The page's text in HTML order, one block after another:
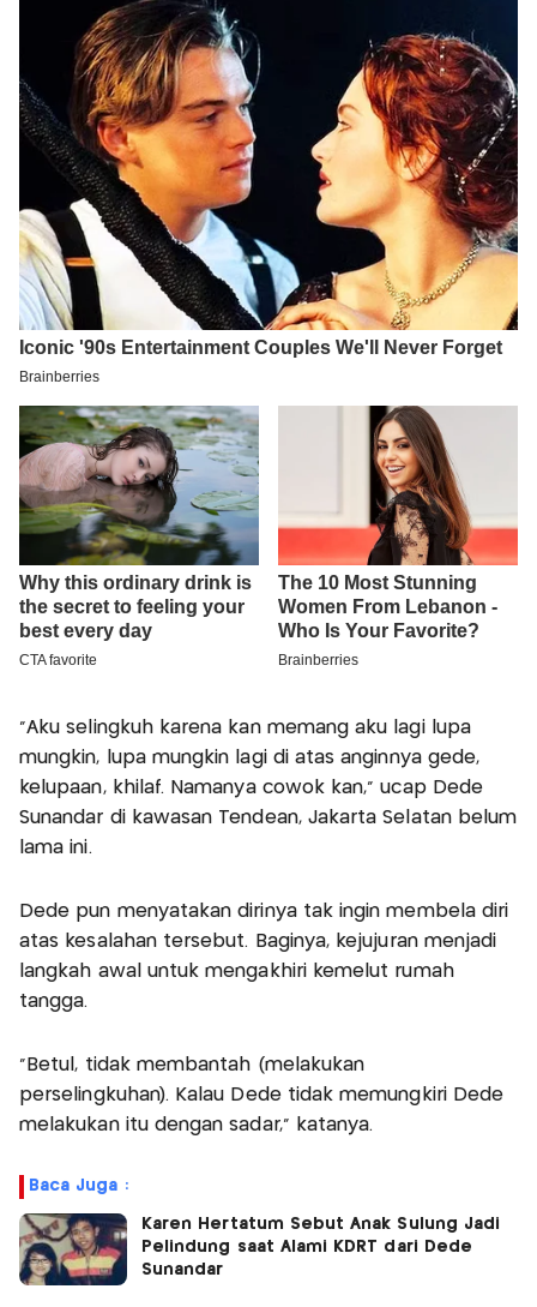
"Aku selingkuh karena kan memang aku lagi lupa
mungkin, lupa mungkin lagi di atas anginnya gede,
kelupaan, khilaf. Namanya cowok kan," ucap Dede
Sunandar di kawasan Tendean, Jakarta Selatan belum
lama ini.
Dede pun menyatakan dirinya tak ingin membela diri
atas kesalahan tersebut. Baginya, kejujuran menjadi
langkah awal untuk mengakhiri kemelut rumah
tangga.
"Betul, tidak membantah (melakukan
perselingkuhan). Kalau Dede tidak memungkiri Dede
melakukan itu dengan sadar," katanya.
Baca Juga :
Karen Hertatum Sebut Anak Sulung Jadi
Pelindung saat Alami KDRT dari Dede
Sunandar